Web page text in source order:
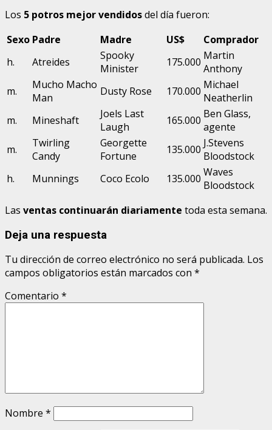
Los 5 potros mejor vendidosdel día fueron:
Sexo Padre Madre US$
Comprador
h.
Atreides
Spooky
Minister
175.000 Martin
Anthony
m.
Mucho Macho
Man
Dusty Rose 170.000 Michael
Neatherlin
m.
Mineshaft
Joels Last
Laugh
165.000 Ben Glass,
agente
m.
Twirling
Candy
Georgette
Fortune
135.000 J.Stevens
Bloodstock
h.
Munnings Coco Ecolo 135.000 Waves
Bloodstock
Las ventas continuarán diariamente toda esta semana.
Deja una respuesta
Tu dirección de correo electrónico no será publicada. Los
campos obligatorios están marcados con *
Comentario *
Nombre *